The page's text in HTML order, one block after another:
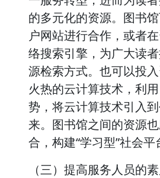
的多元化的资源。图书
户网站进行合作，或者
络搜索引擎，为广大读
源检索方式。也可以投
火热的云计算技术，利
势，将云计算技术引入
来。图书馆之间的资源
合，构建“学习型”社会平
（三）提高服务人员的